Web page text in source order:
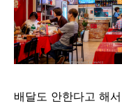
배달도 안한다고 해